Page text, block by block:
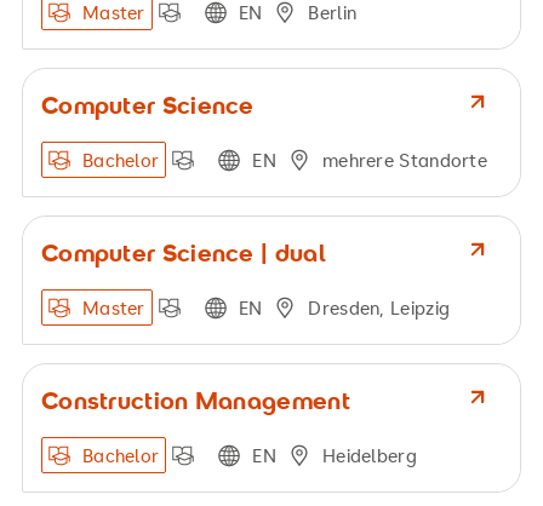
Master EN Berlin
Computer Science
Bachelor EN mehrere Standorte
Computer Science | dual
Master EN Dresden, Leipzig
Construction Management
Bachelor EN Heidelberg